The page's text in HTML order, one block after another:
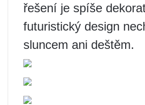
řešení je spíše
futuristický design
sluncem ani deštěm.